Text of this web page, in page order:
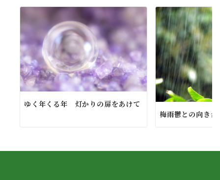
ゆく年くる年 灯かりの扉をあけて
梅雨鬱との向き合